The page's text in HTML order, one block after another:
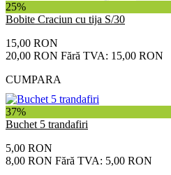
25%
Bobite Craciun cu tija S/30
15,00 RON
20,00 RON Fără TVA: 15,00 RON
CUMPARA
37%
Buchet 5 trandafiri
5,00 RON
8,00 RON Fără TVA: 5,00 RON